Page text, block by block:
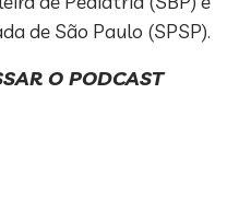
de São Paulo (SPSP).
O PODCAST